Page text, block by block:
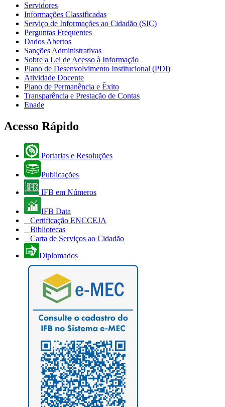
Servidores
Informações Classificadas
Serviço de Informações ao Cidadão (SIC)
Perguntas Frequentes
Dados Abertos
Sanções Administrativas
Sobre a Lei de Acesso à Informação
Plano de Desenvolvimento Institucional (PDI)
Atividade Docente
Plano de Permanência e Êxito
Transparência e Prestação de Contas
Enade
Acesso Rápido
Portarias e Resoluções
Publicações
IFB em Números
IFB Data
Certificação ENCCEJA
Bibliotecas
Carta de Serviços ao Cidadão
Diplomados